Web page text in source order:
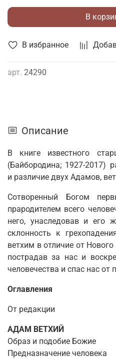
В избранное
арт. 24290
В
Описание
В книге известного
(Байбородина; 1927-2017)
и различие двух Адамов,
Сотворенный Богом
прародителем всего
него, унаследовав и его
склонность к
ветхим в отличие от
пострадав за нас и
человечества и спас нас от
Оглавления
От редакции
АДАМ ВЕТХИЙ
Образ и подобие Божие
Предназначение человека